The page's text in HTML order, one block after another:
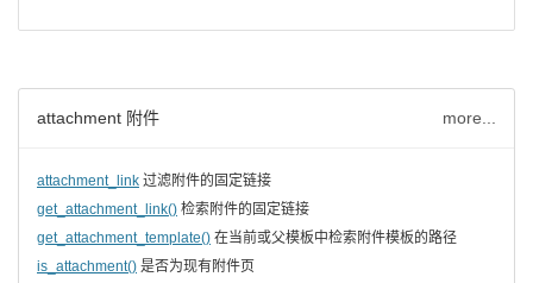
attachment 附件 more...
attachment_link 过滤附件的固定链接
get_attachment_link() 检索附件的固定链接
get_attachment_template() 在当前或父模板中检索附件模板的路径
is_attachment() 是否为现有附件页